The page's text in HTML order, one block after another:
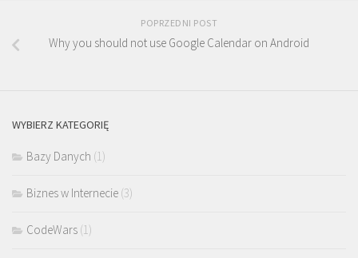
POPRZEDNI POST
Why you should not use Google Calendar on Android
WYBIERZ KATEGORIĘ
Bazy Danych (1)
Biznes w Internecie (3)
CodeWars (1)